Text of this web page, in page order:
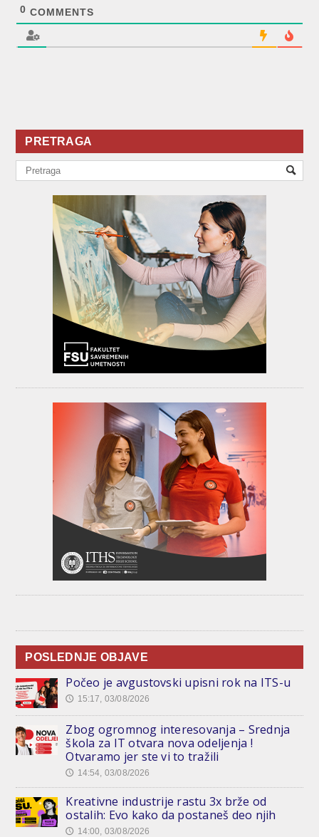
0 COMMENTS
PRETRAGA
POSLEDNJE OBJAVE
Počeo je avgustovski upisni rok na ITS-u
🕔 15:17, 03/08/2026
Zbog ogromnog interesovanja – Srednja
škola za IT otvara nova odeljenja !
Otvaramo jer ste vi to tražili
🕔 14:54, 03/08/2026
Kreativne industrije rastu 3x brže od
ostalih: Evo kako da postaneš deo njih
🕔 14:00, 03/08/2026